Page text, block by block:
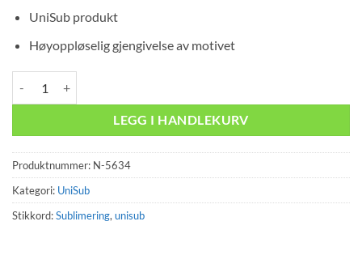
UniSub produkt
Høyoppløselig gjengivelse av motivet
LEGG I HANDLEKURV
Produktnummer: N-5634
Kategori: UniSub
Stikkord:Sublimering,unisub